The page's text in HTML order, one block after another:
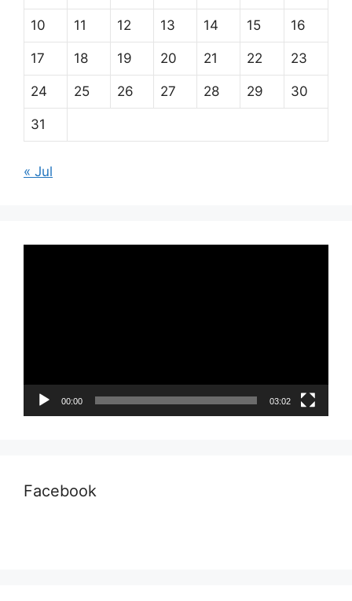
10 11 12 13 14 15 16
17 18 19 20 21 22 23
24 25 26 27 28 29 30
31
« Jul
00:00 03:02
Facebook